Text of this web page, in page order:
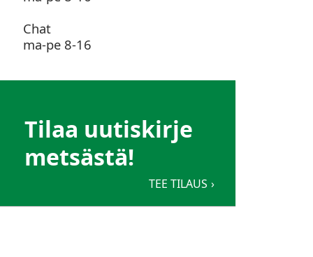
Chat
ma-pe 8-16
Tilaa uutiskirje
metsästä!
TEE TILAUS